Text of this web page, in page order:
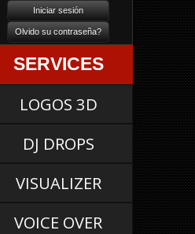
SERVICES
LOGOS 3D
DJ DROPS
VISUALIZER
VOICE OVER